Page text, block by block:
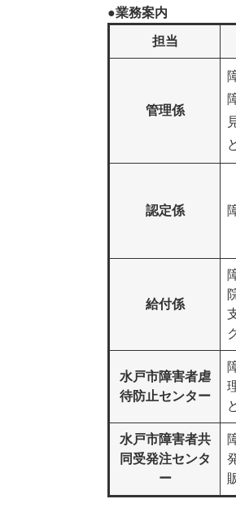
●業務案内
担当
管理係
認定係
給付係
水戸市障害者虐
待防止センター
水戸市障害者共
同受発注センタ
ー